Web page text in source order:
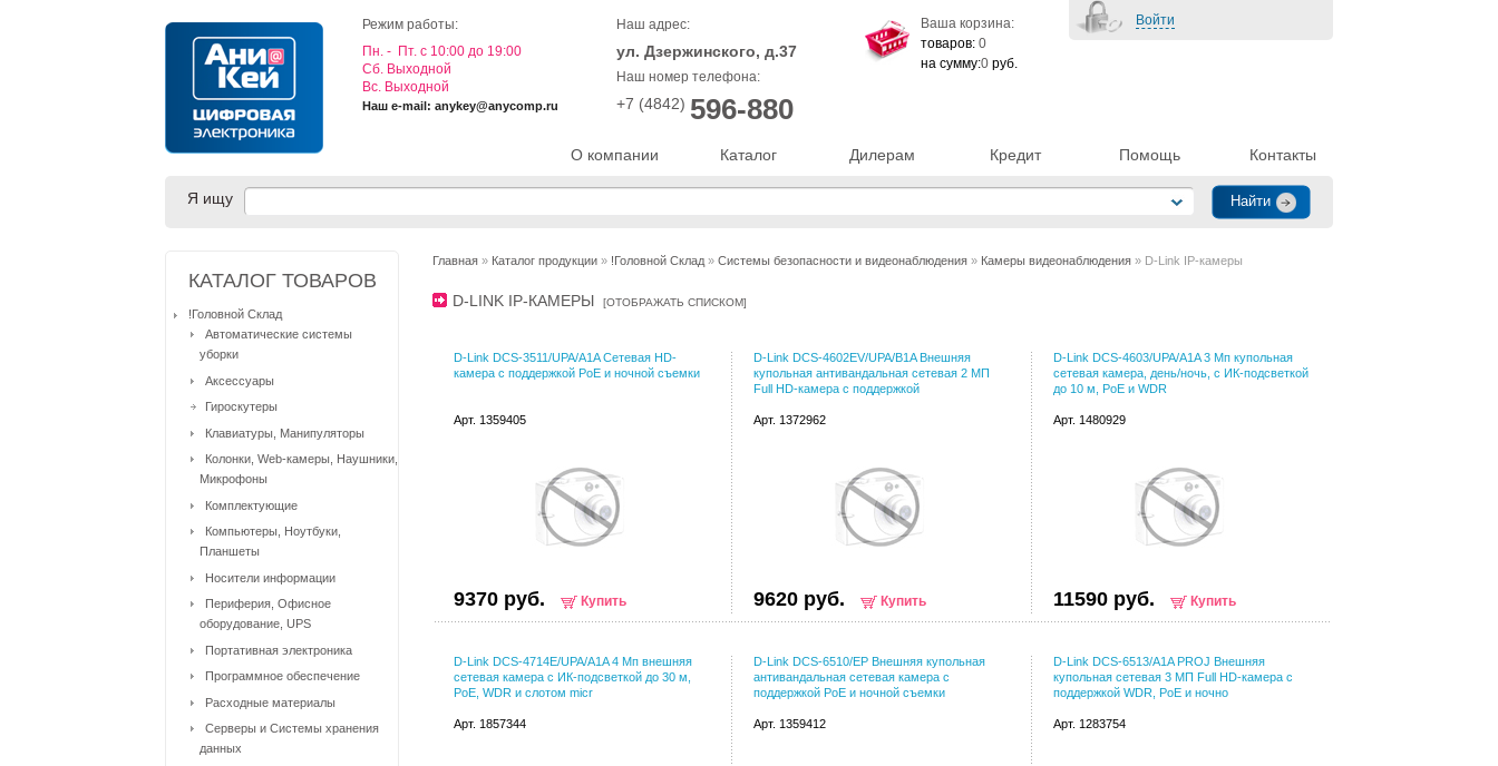
О компании Каталог Дилерам Кредит Помощь Контакты
Режим работы:
Пн. - Пт. с 10:00 до 19:00
Cб. Выходной
Вс. Выходной
Наш e-mail: anykey@anycomp.ru
Наш адрес:
ул. Дзержинского, д.37
Наш номер телефона:
+7 (4842) 596-880
Войти
Ваша корзина:
товаров: 0
на сумму:0 руб.
Я ищу
Главная » Каталог продукции » !Головной Склад » Системы безопасности и видеонаблюдения » Камеры видеонаблюдения » D-Link IP-камеры
D-LINK IP-КАМЕРЫ [ОТОБРАЖАТЬ СПИСКОМ]
D-Link DCS-3511/UPA/A1A Сетевая HD-
камера с поддержкой PoE и ночной съемки
Арт. 1359405
9370 руб. Купить
D-Link DCS-4602EV/UPA/B1A Внешняя
купольная антивандальная сетевая 2 МП
Full HD-камера с поддержкой
Арт. 1372962
9620 руб. Купить
D-Link DCS-4603/UPA/A1A 3 Мп купольная
сетевая камера, день/ночь, c ИК-подсветкой
до 10 м, PoE и WDR
Арт. 1480929
11590 руб. Купить
D-Link DCS-4714E/UPA/A1A 4 Мп внешняя
сетевая камера с ИК-подсветкой до 30 м,
PoE, WDR и слотом micr
Арт. 1857344
D-Link DCS-6510/EP Внешняя купольная
антивандальная сетевая камера с
поддержкой PoE и ночной съемки
Арт. 1359412
D-Link DCS-6513/A1A PROJ Внешняя
купольная сетевая 3 МП Full HD-камера с
поддержкой WDR, PoE и ночно
Арт. 1283754
КАТАЛОГ ТОВАРОВ
!Головной Склад
Автоматические системы
уборки
Аксессуары
Гироскутеры
Клавиатуры, Манипуляторы
Колонки, Web-камеры, Наушники,
Микрофоны
Комплектующие
Компьютеры, Ноутбуки,
Планшеты
Носители информации
Периферия, Офисное
оборудование, UPS
Портативная электроника
Программное обеспечение
Расходные материалы
Серверы и Системы хранения
данных